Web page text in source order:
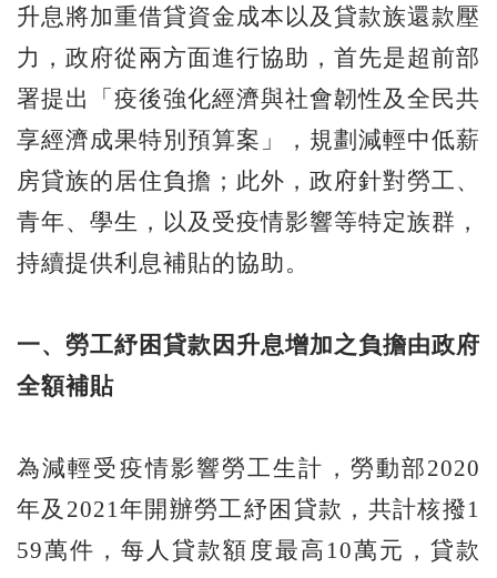
升息將加重借貸資金成本以及貸款族還款壓
力，政府從兩方面進行協助，首先是超前部
署提出「疫後強化經濟與社會韌性及全民共
享經濟成果特別預算案」，規劃減輕中低薪
房貸族的居住負擔；此外，政府針對勞工、
青年、學生，以及受疫情影響等特定族群，
持續提供利息補貼的協助。
一、勞工紓困貸款因升息增加之負擔由政府
全額補貼
為減輕受疫情影響勞工生計，勞動部2020
年及2021年開辦勞工紓困貸款，共計核撥1
59萬件，每人貸款額度最高10萬元，貸款